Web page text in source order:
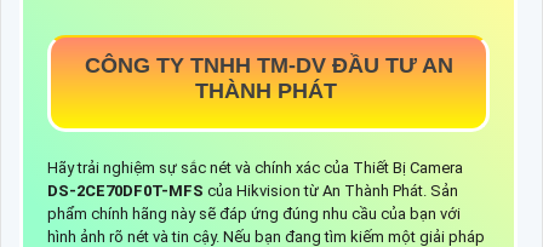
CÔNG TY TNHH TM-DV ĐẦU TƯ AN
THÀNH PHÁT
Hãy trải nghiệm sự sắc nét và chính xác của Thiết Bị Camera
DS-2CE70DF0T-MFS của Hikvision từ An Thành Phát. Sản
phẩm chính hãng này sẽ đáp ứng đúng nhu cầu của bạn với
hình ảnh rõ nét và tin cậy. Nếu bạn đang tìm kiếm một giải pháp